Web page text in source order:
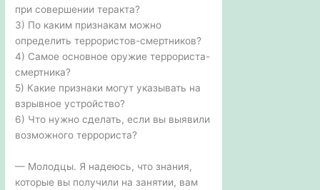
при совершении теракта?
3) По каким признакам можно
определить террористов-смертников?
4) Самое основное оружие террориста-
смертника?
5) Какие признаки могут указывать на
взрывное устройство?
6) Что нужно сделать, если вы выявили
возможного террориста?
— Молодцы. Я надеюсь, что знания,
которые вы получили на занятии, вам